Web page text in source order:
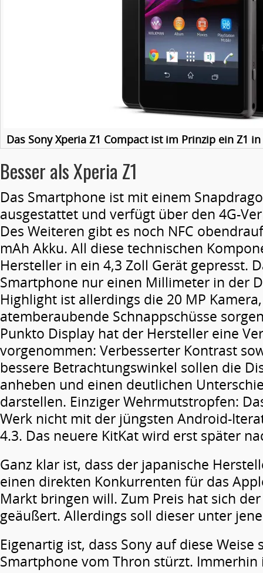
Das Sony Xperia Z1 Compact ist im Prinzip ein Z1
Besser als Xperia Z1
Das Smartphone ist mit einem
ausgestattet und verfügt über den 4G-
Des Weiteren gibt es noch NFC
mAh Akku. All diese technischen
Hersteller in ein 4,3 Zoll Gerät gepresst.
Smartphone nur einen Millimeter in der
Highlight ist allerdings die 20 MP
atemberaubende Schnappschüsse
Punkto Display hat der Hersteller eine
vorgenommen: Verbesserter Kontrast
bessere Betrachtungswinkel sollen die
anheben und einen deutlichen
darstellen. Einziger Wehrmutstropfen:
Werk nicht mit der jüngsten Android-
4.3. Das neuere KitKat wird erst später
Ganz klar ist, dass der japanische
einen direkten Konkurrenten für das
Markt bringen will. Zum Preis hat sich
geäußert. Allerdings soll dieser unter
Eigenartig ist, dass Sony auf diese Weise
Smartphone vom Thron stürzt. Immerhin